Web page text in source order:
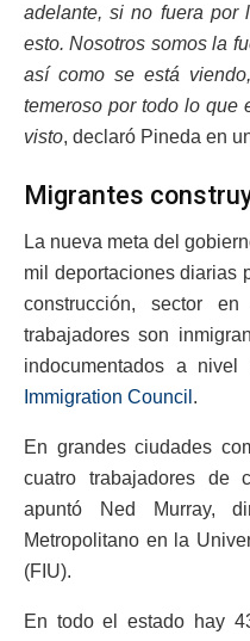
adelante, si no fuera por
esto. Nosotros somos la
así como se está
temeroso por todo lo que
visto, declaró Pineda en
Migrantes
La nueva meta del
mil deportaciones diarias
construcción, sector
trabajadores son
indocumentados a
Immigration Council .
En grandes ciudades
cuatro trabajadores de
apuntó Ned Murray,
Metropolitano en la
(FIU).
En todo el estado hay